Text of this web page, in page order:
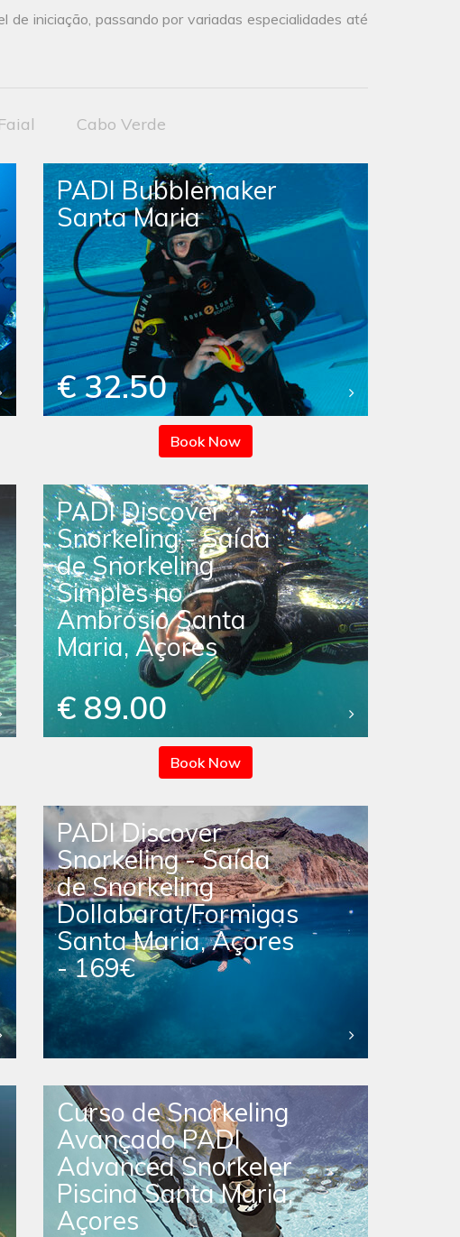
iniciação, passando por variadas especialidades até
Faial Cabo Verde
PADI Bubblemaker
Santa Maria
€ 32.50
Book Now
PADI Discover
Snorkeling - Saída
de Snorkeling
Simples no
Ambrósio Santa
Maria, Açores
€ 89.00
Book Now
PADI Discover
Snorkeling - Saída
de Snorkeling
Dollabarat/Formigas
Santa Maria, Açores
- 169€
Curso de Snorkeling
Avançado PADI
Advanced Snorkeler
Piscina Santa Maria,
Açores